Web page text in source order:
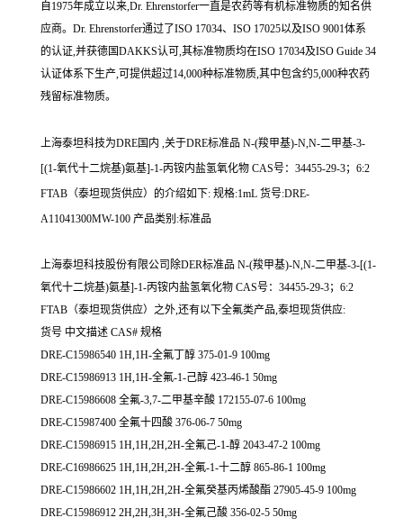
自1975年成立以来,Dr. Ehrenstorfer一直是农药等有机标准物质的知名供
应商。Dr. Ehrenstorfer通过了ISO 17034、ISO 17025以及ISO 9001体系
的认证,并获德国DAKKS认可,其标准物质均在ISO 17034及ISO Guide 34
认证体系下生产,可提供超过14,000种标准物质,其中包含约5,000种农药
残留标准物质。
上海泰坦科技为DRE国内 ,关于DRE标准品 N-(羧甲基)-N,N-二甲基-3-
[(1-氧代十二烷基)氨基]-1-丙铵内盐氢氧化物 CAS号：34455-29-3；6:2
FTAB（泰坦现货供应）的介绍如下: 规格:1mL 货号:DRE-
A11041300MW-100 产品类别:标准品
上海泰坦科技股份有限公司除DER标准品 N-(羧甲基)-N,N-二甲基-3-[(1-
氧代十二烷基)氨基]-1-丙铵内盐氢氧化物 CAS号：34455-29-3；6:2
FTAB（泰坦现货供应）之外,还有以下全氟类产品,泰坦现货供应:
货号 中文描述 CAS# 规格
DRE-C15986540 1H,1H-全氟丁醇 375-01-9 100mg
DRE-C15986913 1H,1H-全氟-1-己醇 423-46-1 50mg
DRE-C15986608 全氟-3,7-二甲基辛酸 172155-07-6 100mg
DRE-C15987400 全氟十四酸 376-06-7 50mg
DRE-C15986915 1H,1H,2H,2H-全氟己-1-醇 2043-47-2 100mg
DRE-C16986625 1H,1H,2H,2H-全氟-1-十二醇 865-86-1 100mg
DRE-C15986602 1H,1H,2H,2H-全氟癸基丙烯酸酯 27905-45-9 100mg
DRE-C15986912 2H,2H,3H,3H-全氟己酸 356-02-5 50mg